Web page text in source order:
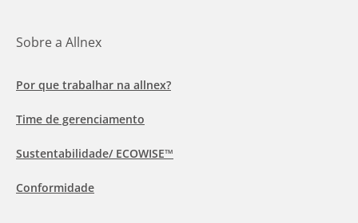
Sobre a Allnex
Por que trabalhar na allnex?
Time de gerenciamento
Sustentabilidade/ ECOWISE™
Conformidade